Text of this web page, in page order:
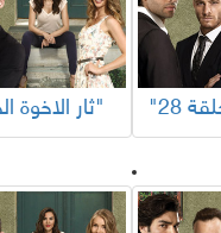
"ثار الاخوة الحلقة 27"